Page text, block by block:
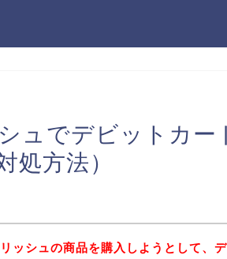
ュでデビットカー
処方法）
ッシュの商品を購入しようとして、